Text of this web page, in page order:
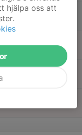
hjälpa oss att